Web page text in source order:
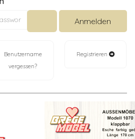
Passwort anzeigen
Anmelden
Benutzername
vergessen?
Registrieren